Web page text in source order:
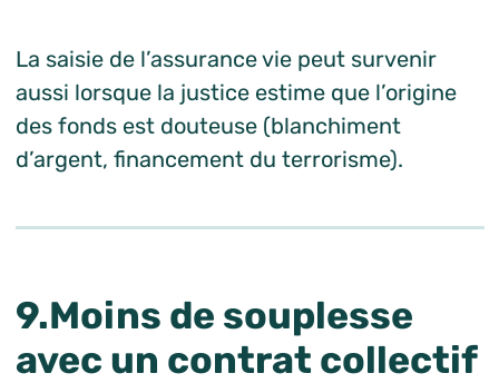
La saisie de l’assurance vie peut survenir
aussi lorsque la justice estime que l’origine
des fonds est douteuse (blanchiment
d’argent, financement du terrorisme).
9.Moins de souplesse
avec un contrat collectif